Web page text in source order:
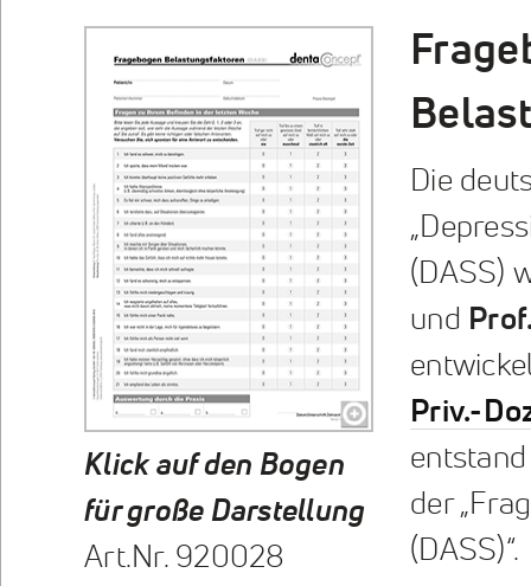
Klick auf den Bogen
für große Darstellung
Art.Nr. 920028
Die
(DASS)
und
Priv.-
der
(DASS)“.